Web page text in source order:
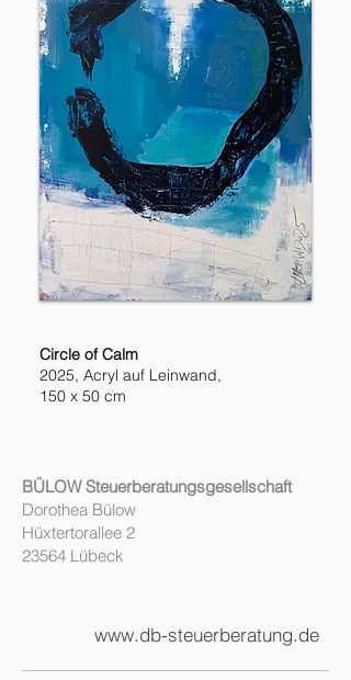
Circle of Calm
2025, Acryl auf Leinwand,
150 x 50 cm
BÜLOW Steuerberatungsgesellschaft
Dorothea Bülow
Hüxtertorallee 2
23564 Lübeck
www.db-steuerberatung.de